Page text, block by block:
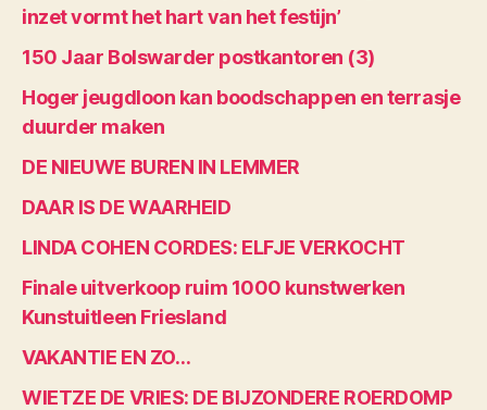
inzet vormt het hart van het festijn’
150 Jaar Bolswarder postkantoren (3)
Hoger jeugdloon kan boodschappen en terrasje
duurder maken
DE NIEUWE BUREN IN LEMMER
DAAR IS DE WAARHEID
LINDA COHEN CORDES: ELFJE VERKOCHT
Finale uitverkoop ruim 1000 kunstwerken
Kunstuitleen Friesland
VAKANTIE EN ZO…
WIETZE DE VRIES: DE BIJZONDERE ROERDOMP